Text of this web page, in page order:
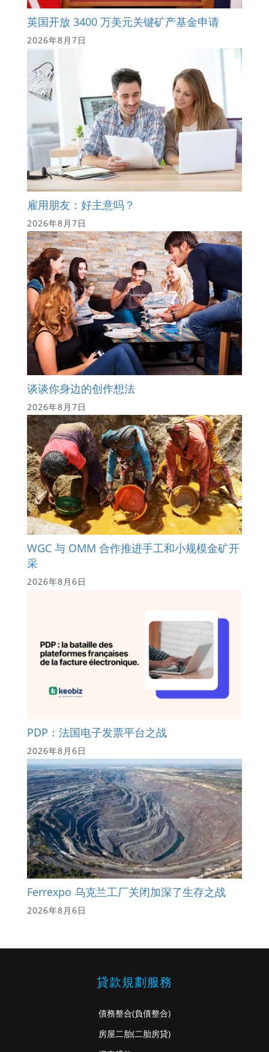
英国开放 3400 万美元关键矿产基金申请
2026年8月7日
雇用朋友：好主意吗？
2026年8月7日
谈谈你身边的创作想法
2026年8月7日
WGC 与 OMM 合作推进手工和小规模金矿开
采
2026年8月6日
PDP：法国电子发票平台之战
2026年8月6日
Ferrexpo 乌克兰工厂关闭加深了生存之战
2026年8月6日
貸款規劃服務
債務整合(負債整合)
房屋二胎(二胎房貸)